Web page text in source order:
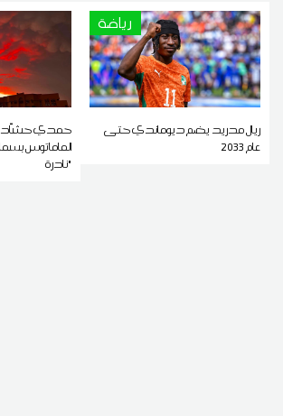
رياضة
ريال مدريد يضم ديوماندي حتى
عام 2033
حمدي
الماماتوس
نادرة"